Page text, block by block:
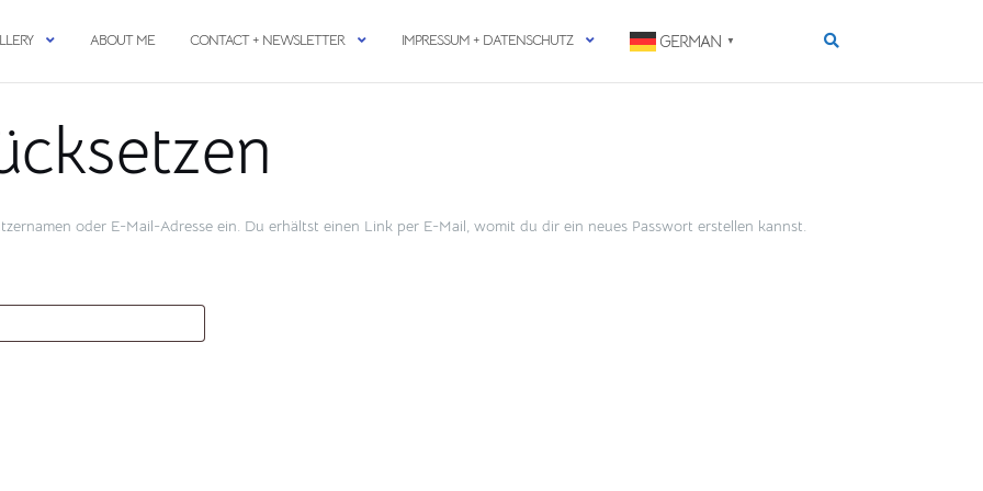
ABOUT ME CONTACT + NEWSLETTER IMPRESSUM + DATENSCHUTZ GERMAN ▼
oder E-Mail-Adresse ein. Du erhältst einen Link per E-Mail, womit du dir ein neues Passwort erstellen kannst.